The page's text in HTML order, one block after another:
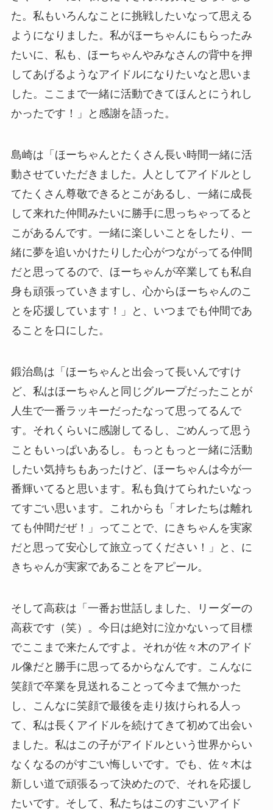
た。私もいろんなことに挑戦したいなって思える
ようになりました。私がほーちゃんにもらったみ
たいに、私も、ほーちゃんやみなさんの背中を押
してあげるようなアイドルになりたいなと思いま
した。ここまで一緒に活動できてほんとにうれし
かったです！」と感謝を語った。
島崎は「ほーちゃんとたくさん長い時間一緒に活
動させていただきました。人としてアイドルとし
てたくさん尊敬できるとこがあるし、一緒に成長
して来れた仲間みたいに勝手に思っちゃってると
こがあるんです。一緒に楽しいことをしたり、一
緒に夢を追いかけたりした心がつながってる仲間
だと思ってるので、ほーちゃんが卒業しても私自
身も頑張っていきますし、心からほーちゃんのこ
とを応援しています！」と、いつまでも仲間であ
ることを口にした。
鍛治島は「ほーちゃんと出会って長いんですけ
ど、私はほーちゃんと同じグループだったことが
人生で一番ラッキーだったなって思ってるんで
す。それくらいに感謝してるし、ごめんって思う
こともいっぱいあるし。もっともっと一緒に活動
したい気持ちもあったけど、ほーちゃんは今が一
番輝いてると思います。私も負けてられたいなっ
てすごい思います。これからも「オレたちは離れ
ても仲間だぜ！」ってことで、にきちゃんを実家
だと思って安心して旅立ってください！」と、に
きちゃんが実家であることをアピール。
そして高萩は「一番お世話しました、リーダーの
高萩です（笑）。今日は絶対に泣かないって目標
でここまで来たんですよ。それが佐々木のアイド
ル像だと勝手に思ってるからなんです。こんなに
笑顔で卒業を見送れることって今まで無かった
し、こんなに笑顔で最後を走り抜けられる人っ
て、私は長くアイドルを続けてきて初めて出会い
ました。私はこの子がアイドルという世界からい
なくなるのがすごい悔しいです。でも、佐々木は
新しい道で頑張るって決めたので、それを応援し
たいです。そして、私たちはこのすごいアイド